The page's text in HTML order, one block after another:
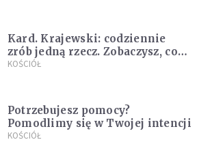
Kard. Krajewski: codziennie
zrób jedną rzecz. Zobaczysz, co
stanie się z twoim życiem
KOŚCIÓŁ
Potrzebujesz pomocy?
Pomodlimy się w Twojej intencji
KOŚCIÓŁ